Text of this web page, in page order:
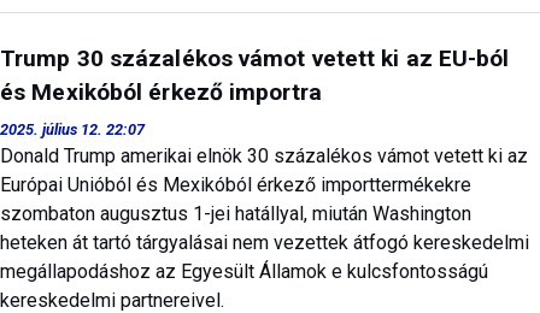
Trump 30 százalékos vámot vetett ki az EU-ból
és Mexikóból érkező importra
2025. július 12. 22:07
Donald Trump amerikai elnök 30 százalékos vámot vetett ki az
Európai Unióból és Mexikóból érkező importtermékekre
szombaton augusztus 1-jei hatállyal, miután Washington
heteken át tartó tárgyalásai nem vezettek átfogó kereskedelmi
megállapodáshoz az Egyesült Államok e kulcsfontosságú
kereskedelmi partnereivel.